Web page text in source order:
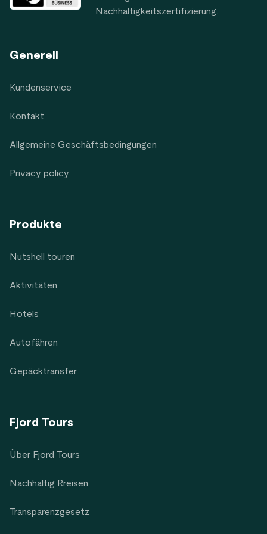
Nachhaltigkeitszertifizierung.
Generell
Kundenservice
Kontakt
Allgemeine Geschäftsbedingungen
Privacy policy
Produkte
Nutshell touren
Aktivitäten
Hotels
Autofähren
Gepäcktransfer
Fjord Tours
Über Fjord Tours
Nachhaltig Rreisen
Transparenzgesetz